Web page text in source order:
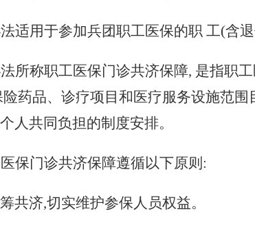
适用于参加兵团职工医保的职 工(含
所称职工医保门诊共济保障, 是指职
药品、诊疗项目和医疗服务设施范
人共同负担的制度安排。
保门诊共济保障遵循以下原则 :
共济,切实维护参保人员权益。